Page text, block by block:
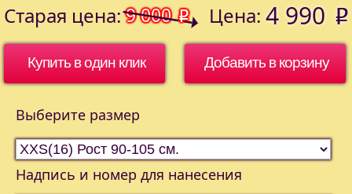
Старая цена: 9 000o Цена: 4 990 o
Купить в один клик
Выберите размер
Надпись и номер для нанесения